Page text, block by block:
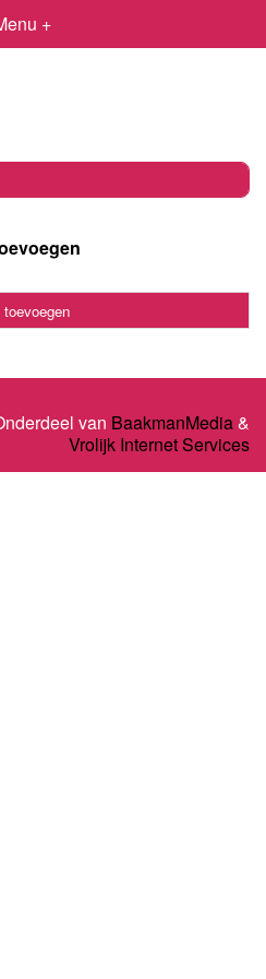
+
toevoegen
van BaakmanMedia&
Vrolijk Internet Services